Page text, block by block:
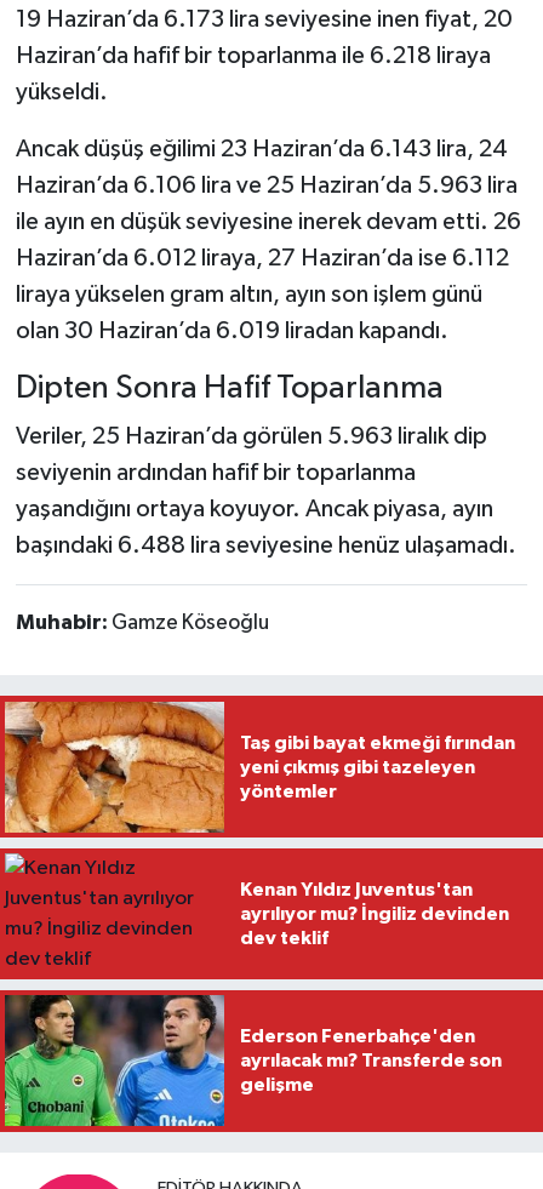
19 Haziran’da 6.173 lira seviyesine inen fiyat, 20
Haziran’da hafif bir toparlanma ile 6.218 liraya
yükseldi.
Ancak düşüş eğilimi 23 Haziran’da 6.143 lira, 24
Haziran’da 6.106 lira ve 25 Haziran’da 5.963 lira
ile ayın en düşük seviyesine inerek devam etti. 26
Haziran’da 6.012 liraya, 27 Haziran’da ise 6.112
liraya yükselen gram altın, ayın son işlem günü
olan 30 Haziran’da 6.019 liradan kapandı.
Dipten Sonra Hafif Toparlanma
Veriler, 25 Haziran’da görülen 5.963 liralık dip
seviyenin ardından hafif bir toparlanma
yaşandığını ortaya koyuyor. Ancak piyasa, ayın
başındaki 6.488 lira seviyesine henüz ulaşamadı.
Muhabir: Gamze Köseoğlu
Taş gibi bayat ekmeği fırından
yeni çıkmış gibi tazeleyen
yöntemler
Kenan Yıldız Juventus'tan
ayrılıyor mu? İngiliz devinden
dev teklif
Ederson Fenerbahçe'den
ayrılacak mı? Transferde son
gelişme